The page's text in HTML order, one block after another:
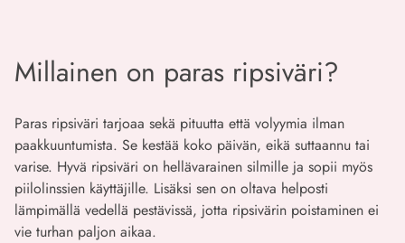
Millainen on paras ripsiväri?
Paras ripsiväri tarjoaa sekä pituutta että volyymia ilman
paakkuuntumista. Se kestää koko päivän, eikä suttaannu tai
varise. Hyvä ripsiväri on hellävarainen silmille ja sopii myös
piilolinssien käyttäjille. Lisäksi sen on oltava helposti
lämpimällä vedellä pestävissä, jotta ripsivärin poistaminen ei
vie turhan paljon aikaa.